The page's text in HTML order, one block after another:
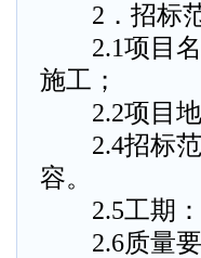
2．招标
2.1项目名
施工；
2.2项目地
2.4招标范
容。
2.5工期：
2.6质量要